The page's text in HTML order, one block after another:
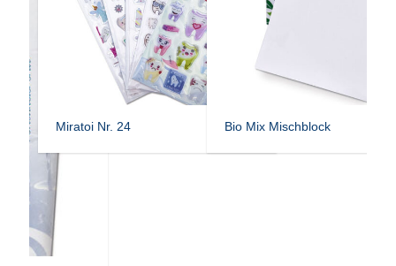
Miratoi Nr. 24 Bio Mix Mischblock